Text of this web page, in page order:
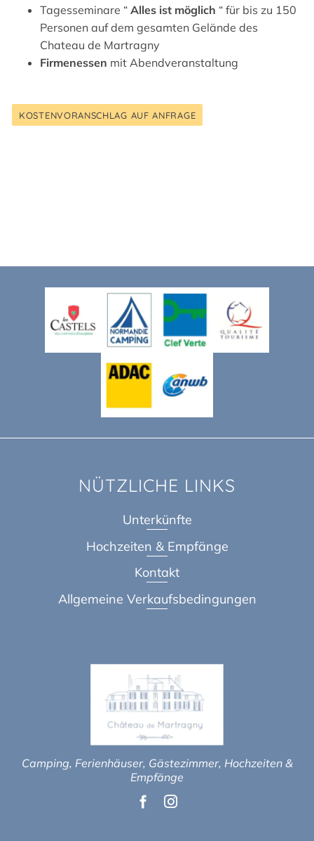
Tagesseminare “ Alles ist möglich “ für bis zu 150
Personen auf dem gesamten Gelände des
Chateau de Martragny
Firmenessen mit Abendveranstaltung
KOSTENVORANSCHLAG AUF ANFRAGE
NÜTZLICHE LINKS
Unterkünfte
Hochzeiten & Empfänge
Kontakt
Allgemeine Verkaufsbedingungen
Camping, Ferienhäuser, Gästezimmer, Hochzeiten &
Empfänge